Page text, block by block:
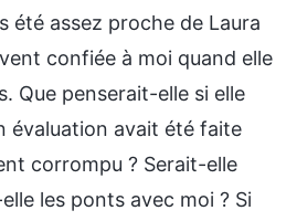
été assez proche de Laura
confiée à moi quand elle
Que penserait-elle si elle
évaluation avait été faite
corrompu ? Serait-elle
les ponts avec moi ? Si